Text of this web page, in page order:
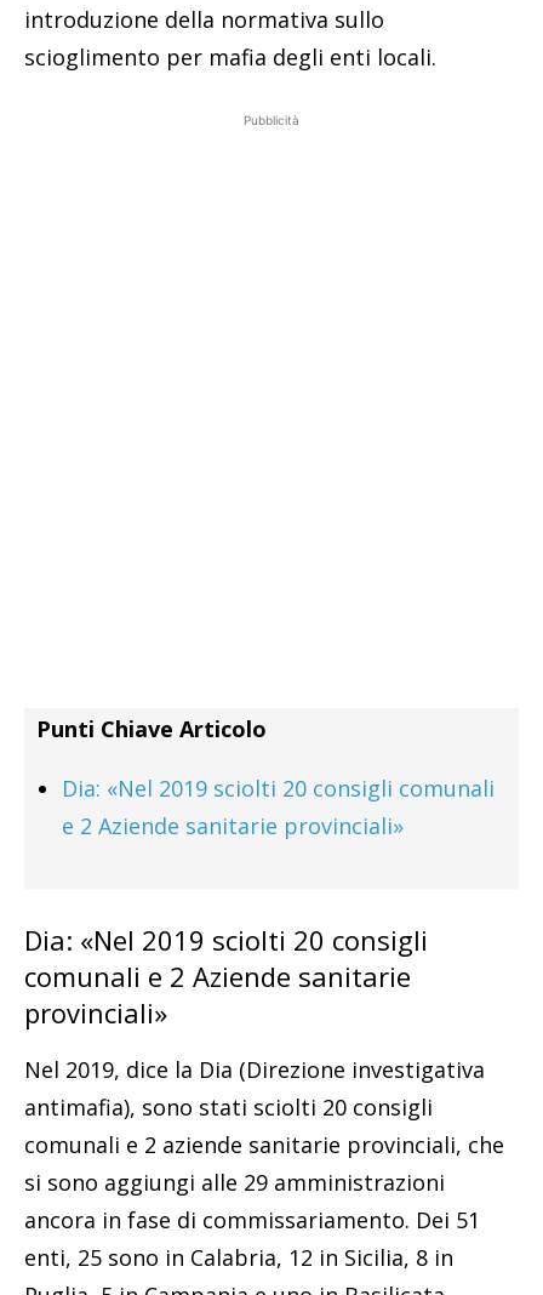
introduzione della normativa sullo
scioglimento per mafia degli enti locali.
Pubblicità
Punti Chiave Articolo
Dia: «Nel 2019 sciolti 20 consigli comunali
e 2 Aziende sanitarie provinciali»
Dia: «Nel 2019 sciolti 20 consigli
comunali e 2 Aziende sanitarie
provinciali»
Nel 2019, dice la Dia (Direzione investigativa
antimafia), sono stati sciolti 20 consigli
comunali e 2 aziende sanitarie provinciali, che
si sono aggiungi alle 29 amministrazioni
ancora in fase di commissariamento. Dei 51
enti, 25 sono in Calabria, 12 in Sicilia, 8 in